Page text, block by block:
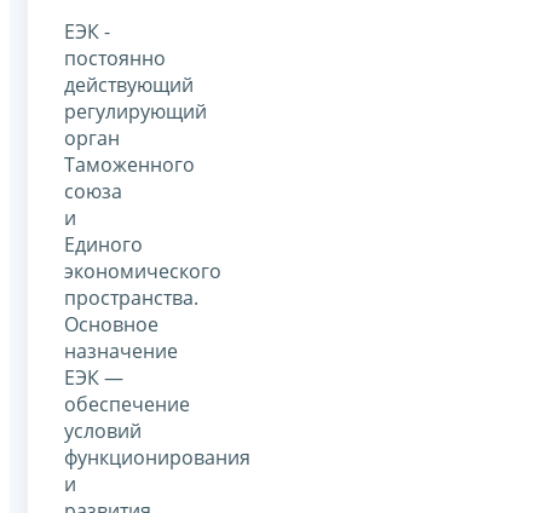
ЕЭК -
постоянно
действующий
регулирующий
орган
Таможенного
союза
и
Единого
экономического
пространства.
Основное
назначение
ЕЭК —
обеспечение
условий
функционирования
и